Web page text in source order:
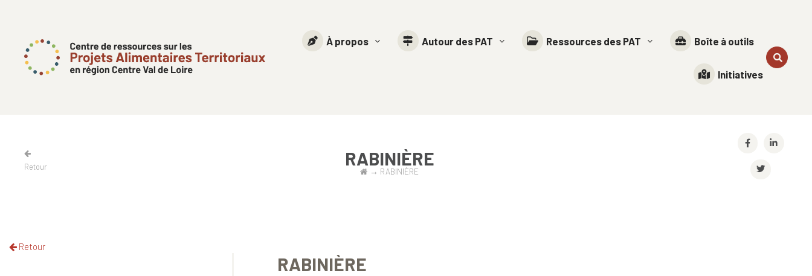
À propos Autour des PAT Ressources des PAT Boîte à outils
Initiatives
Retour RABINIÈRE
→ RABINIÈRE
Retour
RABINIÈRE